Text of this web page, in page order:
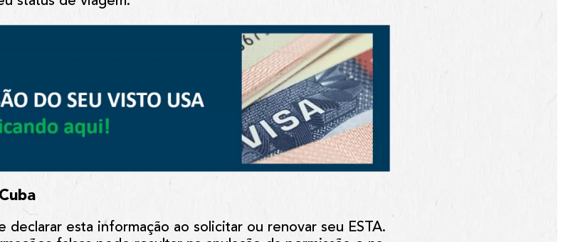
esta informação ao solicitar ou renovar seu ESTA.